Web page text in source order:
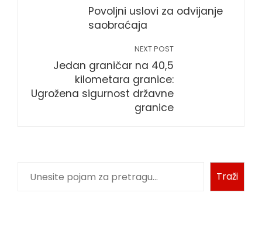
Povoljni uslovi za odvijanje
saobraćaja
NEXT POST
Jedan graničar na 40,5
kilometara granice:
Ugrožena sigurnost državne
granice
Traži